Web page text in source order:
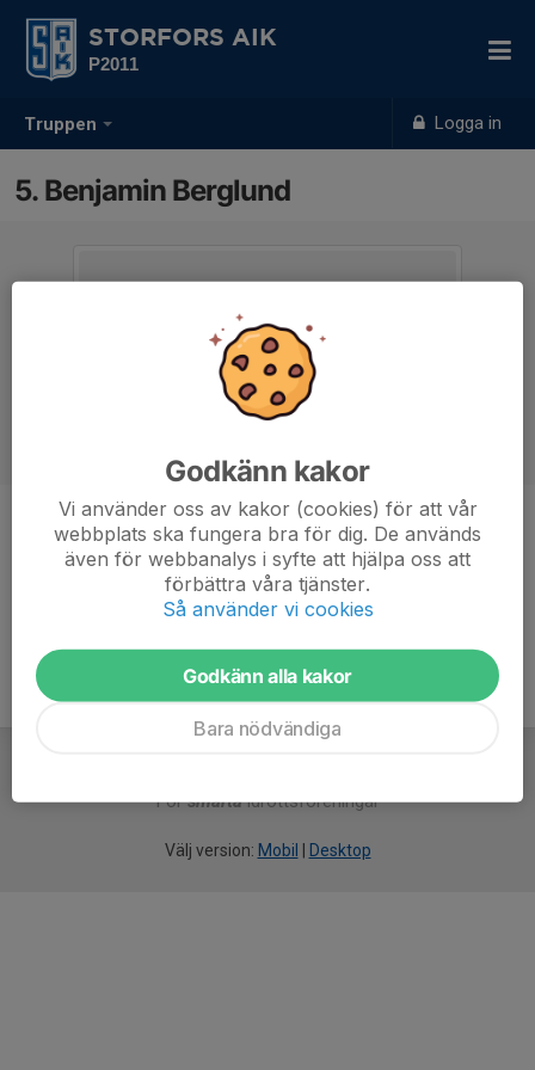
Truppen Logga in
STORFORS AIK
P2011
5. Benjamin Berglund
Position
-
14 år
Försmartaidrottsföreningar
Välj version: Mobil Desktop
Godkänn kakor
Vi använder oss av kakor (cookies) för att vår
webbplats ska fungera bra för dig. De används
även för webbanalys i syfte att hjälpa oss att
förbättra våra tjänster.
Så använder vi cookies
Godkänn alla kakor
Bara nödvändiga